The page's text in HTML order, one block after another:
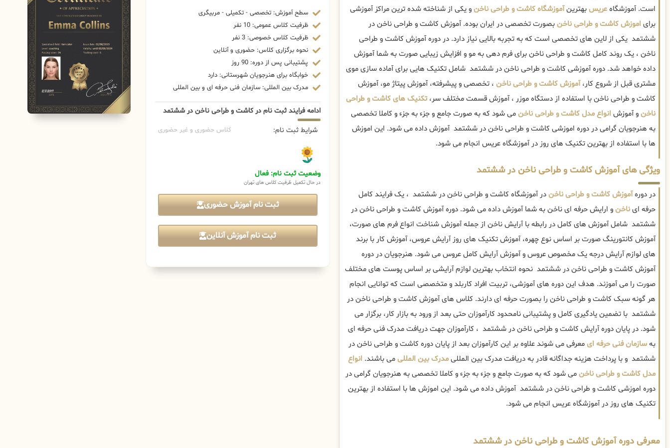
است. آموزشگاهعریسبهترینآموزشگاه کاشت و طراحی ناخنو یکی از شناخته شده ترین مراکز آموزشی
برای اموزش کاشت و طراحی ناخنبصورت تخصصی در ایران بوده. آموزش کاشت و طراحی ناخن در
ششتمد یکی از لاین های تخصصی است که به تجربه بالایی نیاز دارد. در دوره آموزش کاشت و طراحی
ناخن ، یک روند کامل کاشت و طراحی ناخن برای فرم دهی به مو و افزایش زیبایی صورت به شما آموزش
داده خواهد شد. دوره آموزشی کاشت و طراحی ناخن در ششتمد شامل تکنیک هایی برای آماده سازی موی
مشتری قبل از شروع کار،آموزش کاشت و طراحی ناخن ، تخصصی و پیشرفته، آموزش پیتاژ مو، آموزش
کاشت و طراحی ناخن با استفاده از دستگاه موزر ، آموزش قسمت مختلف سر،تکنیک های کاشت و طراحی
ناخنو آموزش انواع مدل کاشت و طراحی ناخنمی شود که به صورت جامع و جزء به جزء و کاملا تخصصی
به هنرجویان گرامی در دوره اموزشی کاشت و طراحی ناخن در ششتمد آموزش داده می شود. این اموزش
ها با استفاده از بهترین تکنیک های روز در آموزشگاه عریس انجام می شود.
ویژگی های آموزش کاشت و طراحی ناخن در ششتمد
در دورهآموزش کاشت و طراحی ناخندر آموزشگاه کاشت و طراحی ناخن در ششتمد ، یک فرایند کامل
حرفه ایناخنو ارایش حرفه ای ناخن به شما آموزش داده می شود. دوره آموزش کاشت و طراحی ناخن در
ششتمد شامل آموزش های کامل در رابطه با آرایش ناخن از جمله آموزش شناخت انواع فرم های صورت،
آموزش کانتورینگ صورت بر اساس نوع چهره، آموزش تکنیک های روز آرایش عروس، آموزش کار با برند
های لوازم آرایش درجه یک مخصوص عروس و آموزش آرایش کامل عروس می شود. هنرجویان در دوره
آموزش کاشت و طراحی ناخن در ششتمد نحوه انتخاب بهترین لوازم آرایشی بر اساس پوست های مختلف
صورت را می آموزند. هدف این دوره های آموزشی، تربیت افراد کاربلد و متخصصی است که توانایی انجام
هر گونه سبک کاشت و طراحی ناخن را بصورت حرفه ای دارند. کلاس های آموزش کاشت و طراحی ناخن در
ششتمد با تضمین یادگیری کامل و پشتیبانی نامحدود کارآموزان حتی بعد از ورود به بازار کار، برگزار می
شود. در پایان دوره آرایش کاشت و طراحی ناخن در ششتمد ، کارآموزان جهت دریافت مدرک فنی حرفه ای
بهسازمان فنی حرفه ایمعرفی می شوند علاوه بر این کارآموزان بعد از پایان دوره کاشت و طراحی ناخن در
ششتمد و با پرداخت هزینه جداگانه قادر به دریافت مدرک بین المللیمدرک بین المللیمی باشند. انواع
مدل کاشت و طراحی ناخنمی شود که به صورت جامع و جزء به جزء و کاملا تخصصی به هنرجویان گرامی در
دوره اموزشی کاشت و طراحی ناخن در ششتمد آموزش داده می شود. این اموزش ها با استفاده از بهترین
تکنیک های روز در آموزشگاه عریس انجام می شود.
معرفی دوره آموزش کاشت و طراحی ناخن در ششتمد
سطح آموزش: تخصصی - تکمیلی - مربیگری
ظرفیت کلاس عمومی: 10 نفر
ظرفیت کلاس خصوصی: 3 نفر
نحوه برگزاری کلاس: حضوری و آنلاین
پشتیبانی پس از دوره: 90 روز
خوابگاه برای هنرجویان شهرستانی: دارد
مدرک بین المللی: سازمان فنی حرفه ای و بین المللی
ادامه فرایند ثبت نام در کاشت و طراحی ناخن در ششتمد
شرایط ثبت نام: کلاس حضوری و غیر حضوری
وضعیت ثبت نام: فعال
در حال تکمیل ظرفیت کلاس های تهران
ثبت نام آموزش حضوری
ثبت نام آموزش آنلاین